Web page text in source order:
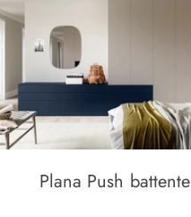
Plana Push battente